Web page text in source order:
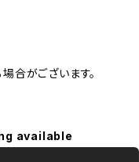
合がございます。
available